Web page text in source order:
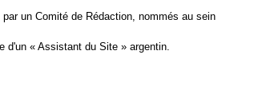
un Comité de Rédaction, nommés au sein
d'un « Assistant du Site » argentin.